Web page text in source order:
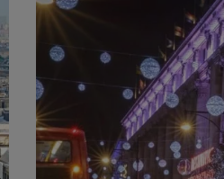
на уебсайта, като потребителско
необходими бисквитки.
бисквитка се използва от услугата
за съгласие на бисквитките на
е банерът за бисквитки
генерирана от приложения,
с общо предназначение,